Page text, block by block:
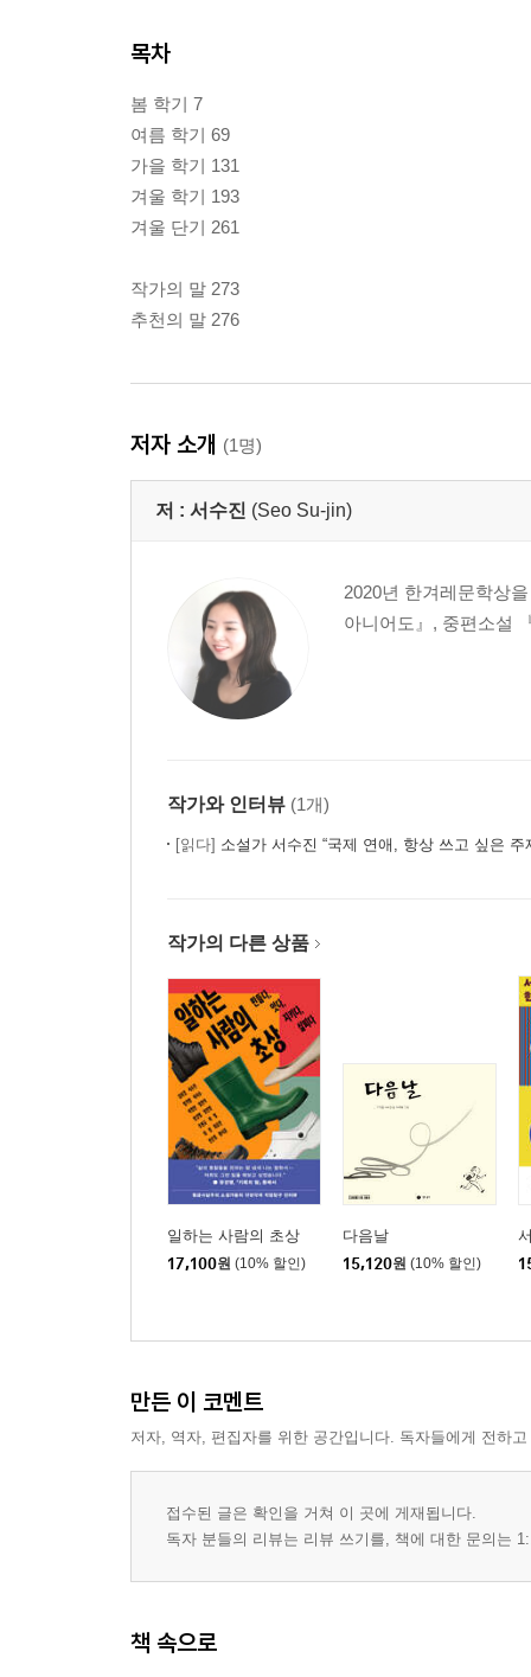
목차
봄 학기 7
여름 학기 69
가을 학기 131
겨울 학기 193
겨울 단기 261
작가의 말 273
추천의 말 276
저자 소개 (1명)
저 : 서수진 (Seo Su-jin)
2020년 한겨레문학상
아니어도』, 중편소설
작가와 인터뷰 (1개)
[읽다] 소설가 서수진 “국제 연애, 항상 쓰고 싶은 주
작가의 다른 상품
일하는 사람의 초상
17,100원 (10% 할인)
다음날
15,120원 (10% 할인)
만든 이 코멘트
저자, 역자, 편집자를 위한 공간입니다. 독자들에게 전하
접수된 글은 확인을 거쳐 이 곳에 게재됩니다.
독자 분들의 리뷰는 리뷰 쓰기를, 책에 대한 문의는
책 속으로